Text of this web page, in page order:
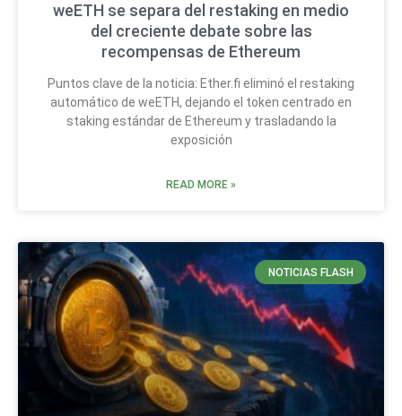
weETH se separa del restaking en medio
del creciente debate sobre las
recompensas de Ethereum
Puntos clave de la noticia: Ether.fi eliminó el restaking
automático de weETH, dejando el token centrado en
staking estándar de Ethereum y trasladando la
exposición
READ MORE »
NOTICIAS FLASH